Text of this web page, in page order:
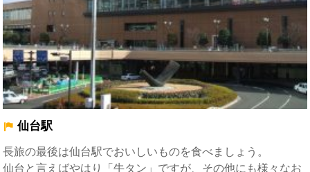
仙台駅
長旅の最後は仙台駅でおいしいものを食べましょう。
仙台と言えばやはり「牛タン」ですが、その他にも様々なお